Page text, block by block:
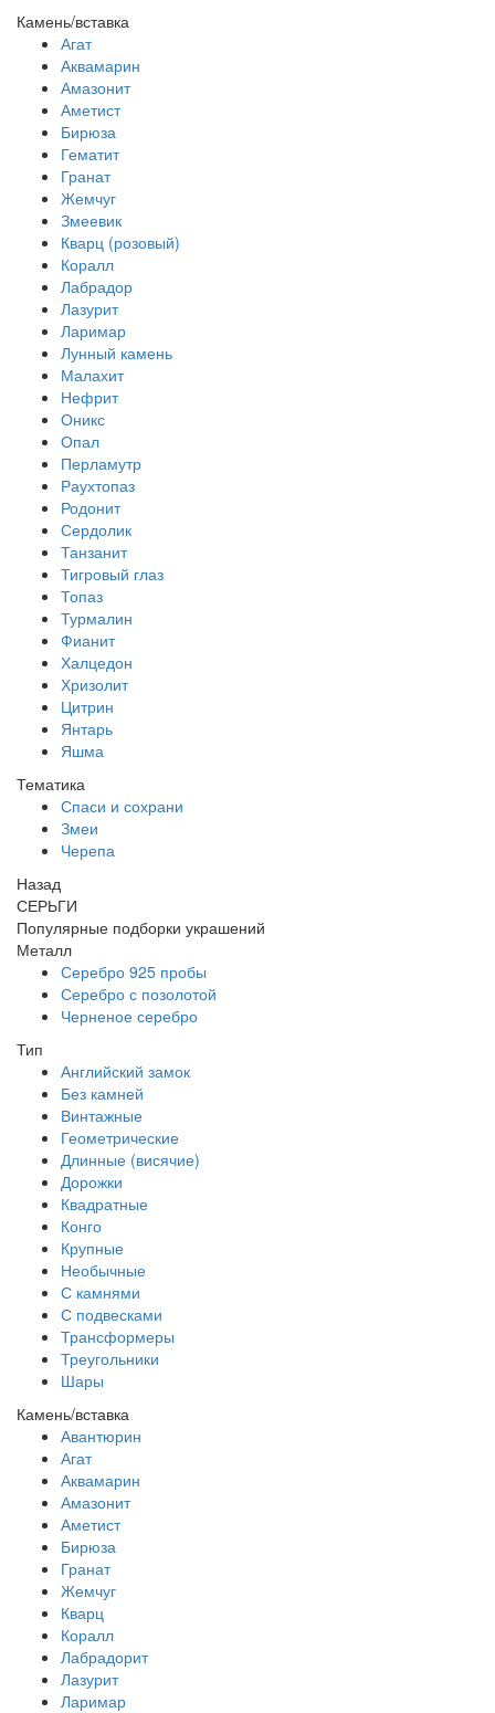
Камень/вставка
Агат
Аквамарин
Амазонит
Аметист
Бирюза
Гематит
Гранат
Жемчуг
Змеевик
Кварц (розовый)
Коралл
Лабрадор
Лазурит
Ларимар
Лунный камень
Малахит
Нефрит
Оникс
Опал
Перламутр
Раухтопаз
Родонит
Сердолик
Танзанит
Тигровый глаз
Топаз
Турмалин
Фианит
Халцедон
Хризолит
Цитрин
Янтарь
Яшма
Тематика
Спаси и сохрани
Змеи
Черепа
Назад
СЕРЬГИ
Популярные подборки украшений
Металл
Серебро 925 пробы
Серебро с позолотой
Черненое серебро
Тип
Английский замок
Без камней
Винтажные
Геометрические
Длинные (висячие)
Дорожки
Квадратные
Конго
Крупные
Необычные
С камнями
С подвесками
Трансформеры
Треугольники
Шары
Камень/вставка
Авантюрин
Агат
Аквамарин
Амазонит
Аметист
Бирюза
Гранат
Жемчуг
Кварц
Коралл
Лабрадорит
Лазурит
Ларимар